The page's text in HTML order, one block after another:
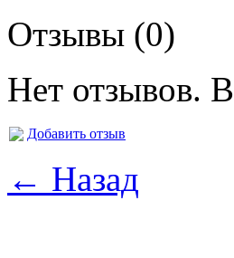
Отзывы (0)
Нет отзывов.
Добавить отзыв
← Назад